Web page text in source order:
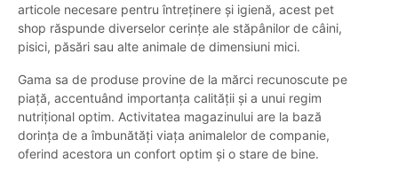
articole necesare pentru întreținere și igienă, acest pet
shop răspunde diverselor cerințe ale stăpânilor de câini,
pisici, păsări sau alte animale de dimensiuni mici.
Gama sa de produse provine de la mărci recunoscute pe
piață, accentuând importanța calității și a unui regim
nutrițional optim. Activitatea magazinului are la bază
dorința de a îmbunătăți viața animalelor de companie,
oferind acestora un confort optim și o stare de bine.